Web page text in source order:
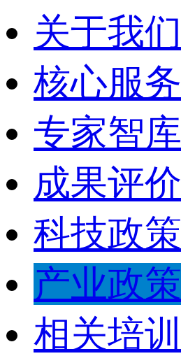
关于我们
核心服务
专家智库
成果评价
科技政策
产业政策
相关培训